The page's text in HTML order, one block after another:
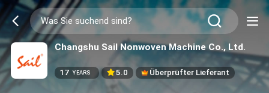
Changshu Sail Nonwoven Machine Co., Ltd.
17 YEARS 5.0 Überprüfter Lieferant